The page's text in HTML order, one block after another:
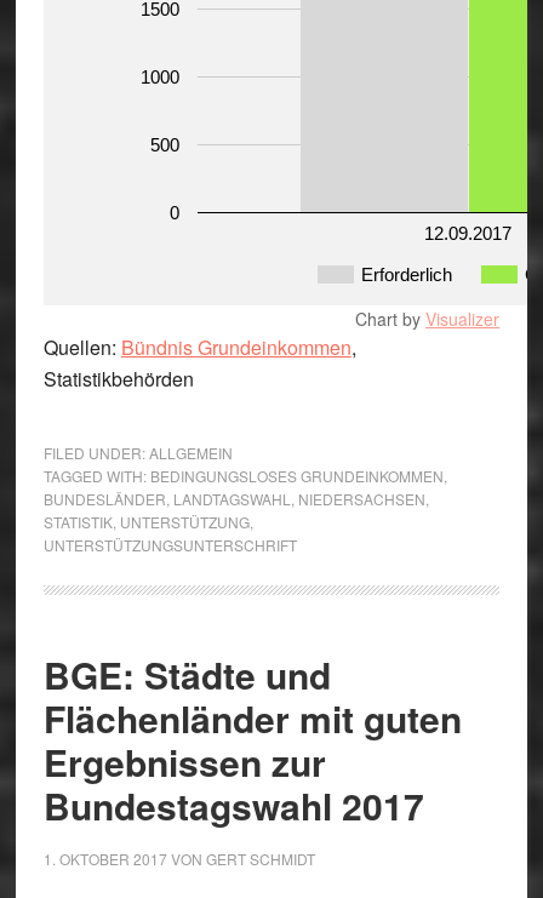
Erforderlich
12.09.2017
0
500
1000
1500
Chart byVisualizer
Quellen: Bündnis Grundeinkommen,
Statistikbehörden
FILED UNDER:ALLGEMEIN
TAGGED WITH: BEDINGUNGSLOSES GRUNDEINKOMMEN
BUNDESLÄNDER LANDTAGSWAHL NIEDERSACHSEN
STATISTIK, UNTERSTÜTZUNG,
UNTERSTÜTZUNGSUNTERSCHRIFT
BGE: Städte und
Flächenländer mit guten
Ergebnissen zur
Bundestagswahl 2017
1. OKTOBER 2017VON GERT SCHMIDT